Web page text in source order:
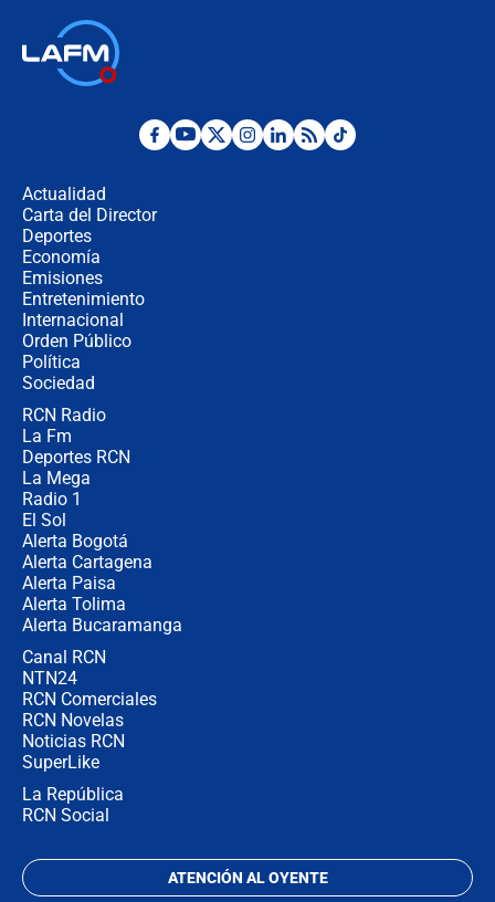
Desde dermatitis hasta infecciones:
Actualidad
Carta del Director
Deportes
Economía
Emisiones
Entretenimiento
Internacional
Orden Público
Política
Sociedad
RCN Radio
La Fm
Deportes RCN
La Mega
Radio 1
El Sol
Alerta Bogotá
Alerta Cartagena
Alerta Paisa
Alerta Tolima
Alerta Bucaramanga
Canal RCN
NTN24
RCN Comerciales
RCN Novelas
Noticias RCN
SuperLike
La República
RCN Social
ATENCIÓN AL OYENTE